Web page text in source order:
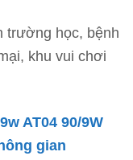
trường học, bệnh
khu vui chơi
AT04 90/9W
gian